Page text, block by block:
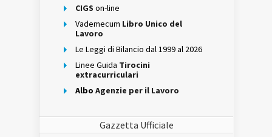
CIGS on-line
Vademecum Libro Unico del
Lavoro
Le Leggi di Bilancio dal 1999 al 2026
Linee Guida Tirocini
extracurriculari
Albo Agenzie per il Lavoro
Gazzetta Ufficiale